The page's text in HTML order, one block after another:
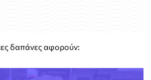
δαπάνες αφορούν: